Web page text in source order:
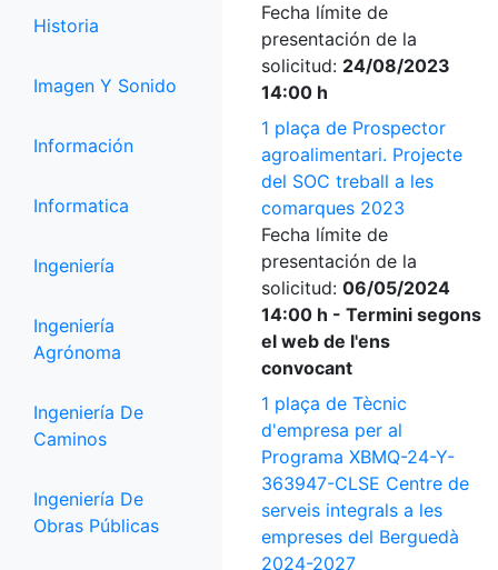
Historia
Imagen Y Sonido
Información
Informatica
Ingeniería
Ingeniería
Agrónoma
Ingeniería De
Caminos
Ingeniería De
Obras Públicas
Fecha límite de
presentación de la
solicitud: 24/08/2023
14:00 h
1 plaça de Prospector
agroalimentari. Projecte
del SOC treball a les
comarques 2023
Fecha límite de
presentación de la
solicitud: 06/05/2024
14:00 h - Termini segons
el web de l'ens
convocant
1 plaça de Tècnic
d'empresa per al
Programa XBMQ-24-Y-
363947-CLSE Centre de
serveis integrals a les
empreses del Berguedà
2024-2027